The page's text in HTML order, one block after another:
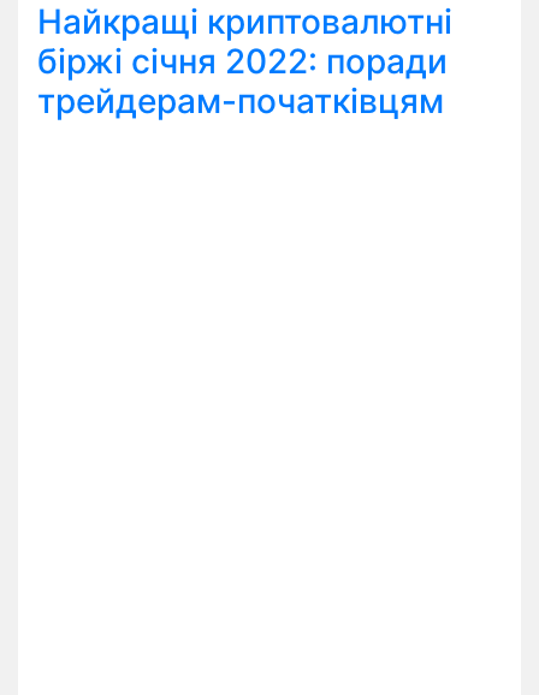
Найкращі криптовалютні
біржі січня 2022: поради
трейдерам-початківцям